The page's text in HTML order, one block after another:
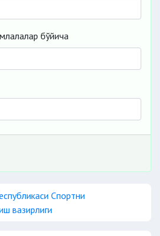
бўйича
Спортни
вазирлиги